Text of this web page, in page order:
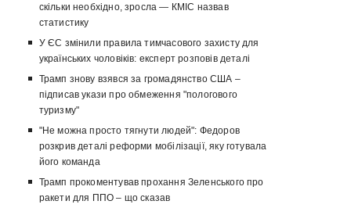
скільки необхідно, зросла — КМІС назвав
статистику
У ЄС змінили правила тимчасового захисту для
українських чоловіків: експерт розповів деталі
Трамп знову взявся за громадянство США –
підписав укази про обмеження "пологового
туризму"
"Не можна просто тягнути людей": Федоров
розкрив деталі реформи мобілізації, яку готувала
його команда
Трамп прокоментував прохання Зеленського про
ракети для ППО – що сказав